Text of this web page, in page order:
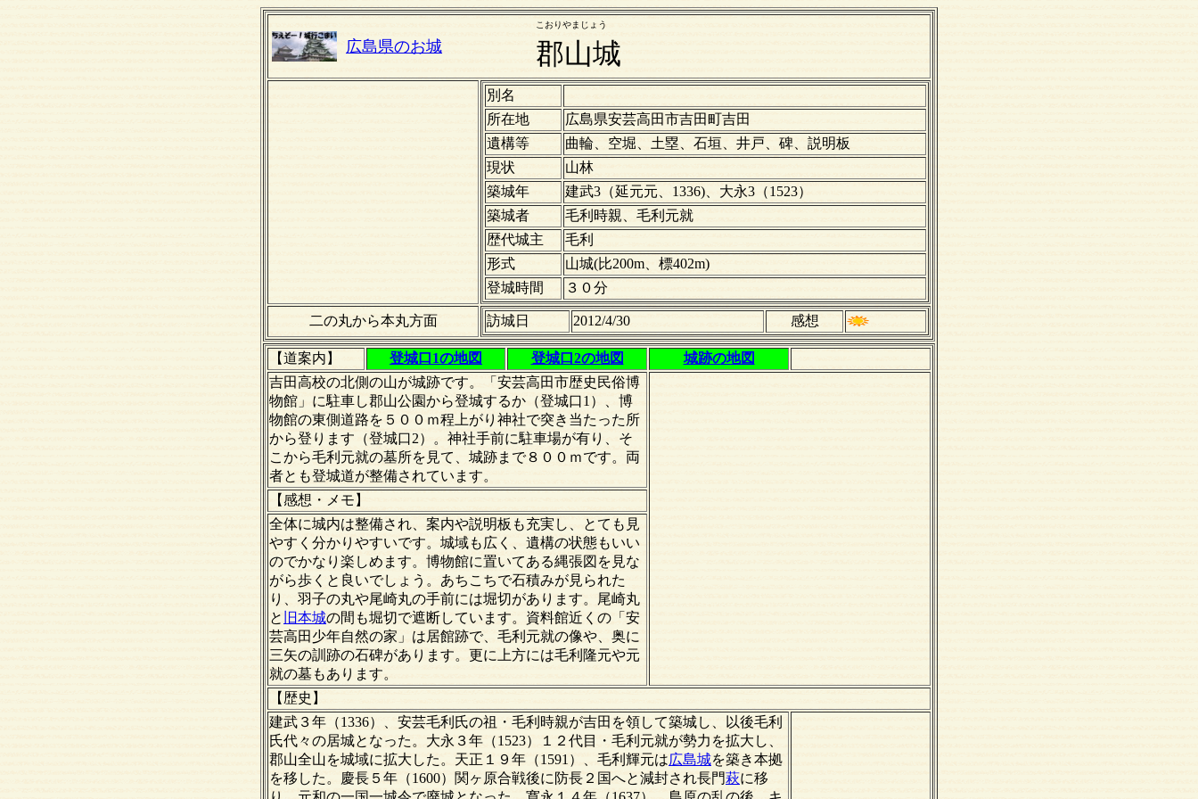
広島県のお城
こおりやまじょう
郡山城
別名
所在地
広島県安芸高田市吉田町吉田
遺構等
曲輪、空堀、土塁、石垣、井戸、碑、説明板
現状
山林
築城年
建武3（延元元、1336)、大永3（1523）
築城者
毛利時親、毛利元就
歴代城主
毛利
形式
山城(比200m、標402m)
登城時間
３０分
二の丸から本丸方面 訪城日 2012/4/30 感想
【道案内】 登城口1の地図 登城口2の地図
城跡の地図
吉田高校の北側の山が城跡です。「安芸高田市歴史民俗博
物館」に駐車し郡山公園から登城するか（登城口1）、博
物館の東側道路を５００ｍ程上がり神社で突き当たった所
から登ります（登城口2）。神社手前に駐車場が有り、そ
こから毛利元就の墓所を見て、城跡まで８００ｍです。両
者とも登城道が整備されています。
【感想・メモ】
全体に城内は整備され、案内や説明板も充実し、とても見
やすく分かりやすいです。城域も広く、遺構の状態もいい
のでかなり楽しめます。博物館に置いてある縄張図を見な
がら歩くと良いでしょう。あちこちで石積みが見られた
り、羽子の丸や尾崎丸の手前には堀切があります。尾崎丸
と 旧本城の間も堀切で遮断しています。資料館近くの「安
芸高田少年自然の家」は居館跡で、毛利元就の像や、奥に
三矢の訓跡の石碑があります。更に上方には毛利隆元や元
就の墓もあります。
【歴史】
建武３年（1336）、安芸毛利氏の祖・毛利時親が吉田を領して築城し、以後毛利
氏代々の居城となった。大永３年（1523）１２代目・毛利元就が勢力を拡大し、
郡山全山を城域に拡大した。天正１９年（1591）、毛利輝元は広島城を築き本拠
を移した。慶長５年（1600）関ヶ原合戦後に防長２国へと減封され長門萩に移